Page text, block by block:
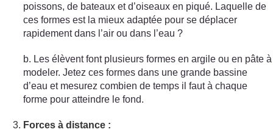
poissons, de bateaux et d’oiseaux en piqué. Laquelle de
ces formes est la mieux adaptée pour se déplacer
rapidement dans l’air ou dans l’eau ?
b. Les élèvent font plusieurs formes en argile ou en pâte à
modeler. Jetez ces formes dans une grande bassine
d’eau et mesurez combien de temps il faut à chaque
forme pour atteindre le fond.
Forces à distance :